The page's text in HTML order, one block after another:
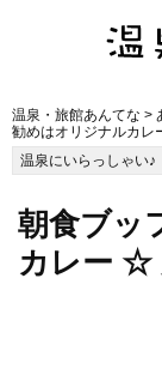
温泉・旅館あんてな >
勧めはオリジナルカ
温泉にいらっしゃい♪
朝食ブッ
カレー ☆